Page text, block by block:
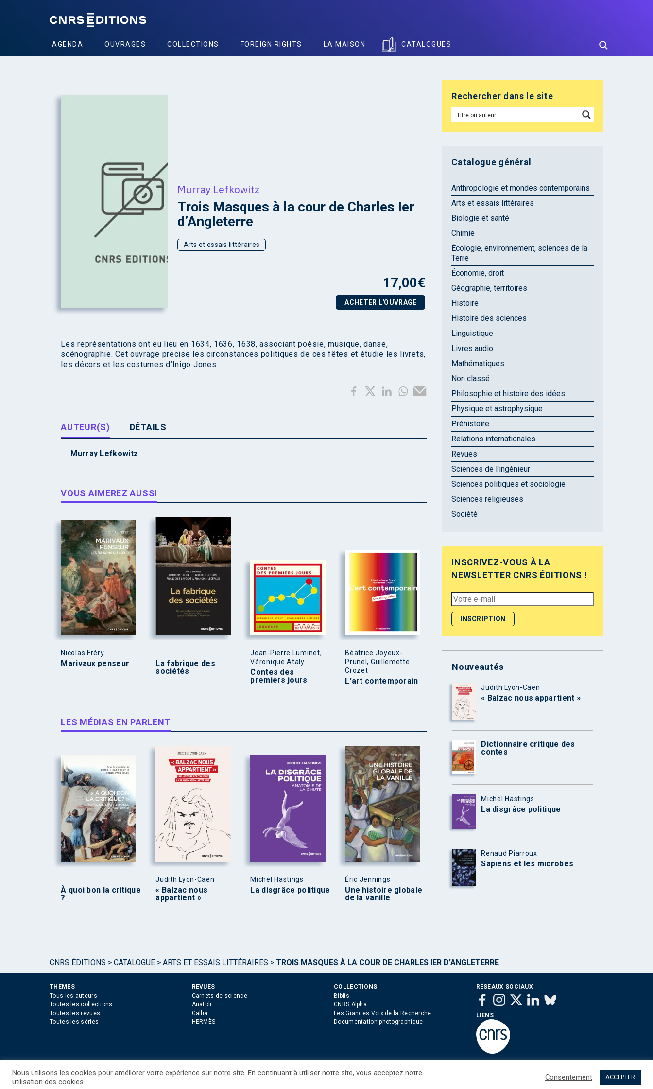
AGENDA OUVRAGES COLLECTIONS FOREIGN RIGHTS LA MAISON CATALOGUES
Murray Lefkowitz
Trois Masques à la cour de Charles Ier
d’Angleterre
Arts et essais littéraires
17,00€
ACHETER L'OUVRAGE
Les représentations ont eu lieu en 1634, 1636, 1638, associant poésie, musique, danse,
scénographie. Cet ouvrage précise les circonstances politiques de ces fêtes et étudie les livrets,
les décors et les costumes d’Inigo Jones.
AUTEUR(S) DÉTAILS
Murray Lefkowitz
VOUS AIMEREZ AUSSI
Nicolas Fréry
Marivaux penseur
La fabrique des
sociétés
Jean-Pierre Luminet,
Véronique Ataly
Contes des
premiers jours
Béatrice Joyeux-
Prunel, Guillemette
Crozet
L’art contemporain
LES MÉDIAS EN PARLENT
À quoi bon la critique
?
Judith Lyon-Caen
« Balzac nous
appartient »
Michel Hastings
La disgrâce politique
Éric Jennings
Une histoire globale
de la vanille
Rechercher dans le site
Catalogue général
Anthropologie et mondes contemporains
Arts et essais littéraires
Biologie et santé
Chimie
Écologie, environnement, sciences de la
Terre
Économie, droit
Géographie, territoires
Histoire
Histoire des sciences
Linguistique
Livres audio
Mathématiques
Non classé
Philosophie et histoire des idées
Physique et astrophysique
Préhistoire
Relations internationales
Revues
Sciences de l'ingénieur
Sciences politiques et sociologie
Sciences religieuses
Société
INSCRIVEZ-VOUS À LA
NEWSLETTER CNRS ÉDITIONS !
Nouveautés
Judith Lyon-Caen
« Balzac nous appartient »
Dictionnaire critique des
contes
Michel Hastings
La disgrâce politique
Renaud Piarroux
Sapiens et les microbes
CNRS ÉDITIONS > CATALOGUE > ARTS ET ESSAIS LITTÉRAIRES > TROIS MASQUES À LA COUR DE CHARLES IER D’ANGLETERRE
THÈMES
Tous les auteurs
Toutes les collections
Toutes les revues
Toutes les séries
REVUES
Carnets de science
Anatoli
Gallia
HERMÈS
COLLECTIONS
Biblis
CNRS Alpha
Les Grandes Voix de la Recherche
Documentation photographique
RÉSEAUX SOCIAUX
LIENS
©CNRS EDITIONS 2025
Nous utilisons les cookies pour améliorer votre expérience sur notre site. En continuant à utiliser notre site, vous acceptez notre
utilisation des cookies.
Consentement ACCEPTER